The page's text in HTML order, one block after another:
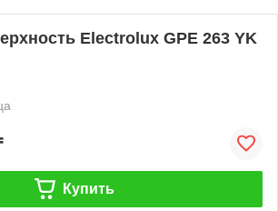
Electrolux GPE 263 YK
Купить